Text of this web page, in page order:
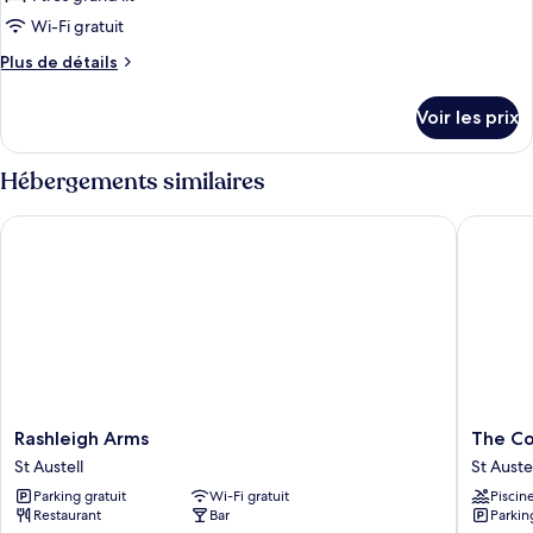
de
chambre :
Chambre
Wi-Fi gratuit
Plus de détails
Plus
le
type
de
chambre
Chambre
Voir les prix
Hébergements similaires
Rashleigh
Arms
St
Austell
Rashleigh Arms
St Austell
Parking gratuit
Wi-Fi gratuit
Restaurant
Bar
Rashleigh Arms
The
Cornwall
Hotel
Spa
&
The
St
The